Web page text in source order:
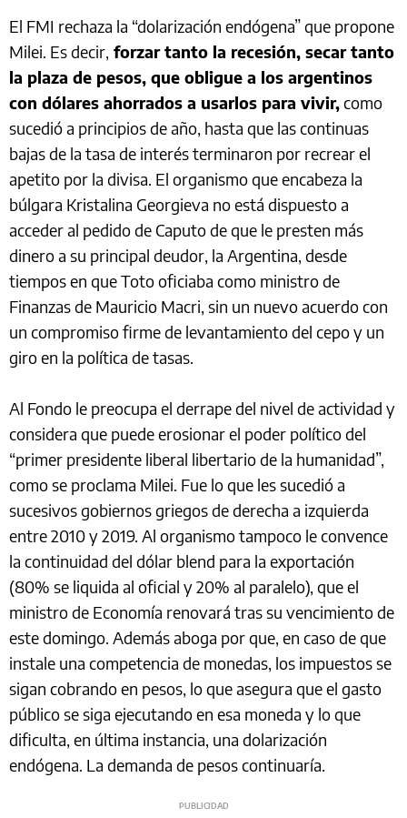
El FMI rechaza la “dolarización endógena” que propone
Milei. Es decir, forzar tanto la recesión, secar tanto
la plaza de pesos, que obligue a los argentinos
con dólares ahorrados a usarlos para vivir,como
sucedió a principios de año, hasta que las continuas
bajas de la tasa de interés terminaron por recrear el
apetito por la divisa. El organismo que encabeza la
búlgara Kristalina Georgieva no está dispuesto a
acceder al pedido de Caputo de que le presten más
dinero a su principal deudor, la Argentina, desde
tiempos en que Toto oficiaba como ministro de
Finanzas de Mauricio Macri, sin un nuevo acuerdo con
un compromiso firme de levantamiento del cepo y un
giro en la política de tasas.
Al Fondo le preocupa el derrape del nivel de actividad y
considera que puede erosionar el poder político del
“primer presidente liberal libertario de la humanidad”,
como se proclama Milei. Fue lo que les sucedió a
sucesivos gobiernos griegos de derecha a izquierda
entre 2010 y 2019. Al organismo tampoco le convence
la continuidad del dólar blend para la exportación
(80% se liquida al oficial y 20% al paralelo), que el
ministro de Economía renovará tras su vencimiento de
este domingo. Además aboga por que, en caso de que
instale una competencia de monedas, los impuestos se
sigan cobrando en pesos, lo que asegura que el gasto
público se siga ejecutando en esa moneda y lo que
dificulta, en última instancia, una dolarización
endógena. La demanda de pesos continuaría.